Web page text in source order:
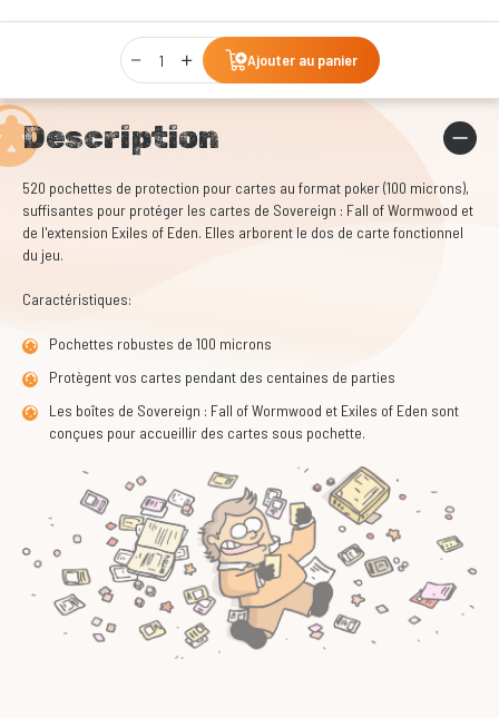
Qty
Ajouter au panier
Description
520 pochettes de protection pour cartes au format poker (100 microns),
suffisantes pour protéger les cartes de Sovereign : Fall of Wormwood et
de l'extension Exiles of Eden. Elles arborent le dos de carte fonctionnel
du jeu.
Caractéristiques:
Pochettes robustes de 100 microns
Protègent vos cartes pendant des centaines de parties
Les boîtes de Sovereign : Fall of Wormwood et Exiles of Eden sont
conçues pour accueillir des cartes sous pochette.